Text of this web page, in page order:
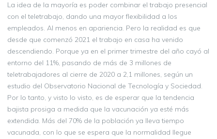
La idea de la mayoría es poder combinar el trabajo presencial
con el teletrabajo, dando una mayor flexibilidad a los
empleados. Al menos en apariencia. Pero la realidad es que
desde que comenzó 2021 el trabajo en casa ha venido
descendiendo. Porque ya en el primer trimestre del año cayó al
entorno del 11%, pasando de más de 3 millones de
teletrabajadores al cierre de 2020 a 2,1 millones, según un
estudio del Observatorio Nacional de Tecnología y Sociedad.
Por lo tanto, y visto lo visto, es de esperar que la tendencia
bajista prosiga a medida que la vacunación ya esté más
extendida. Más del 70% de la población ya lleva tiempo
vacunada, con lo que se espera que la normalidad llegue